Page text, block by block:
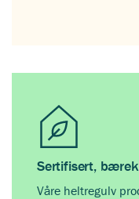
Sertifisert,
Våre heltregulv